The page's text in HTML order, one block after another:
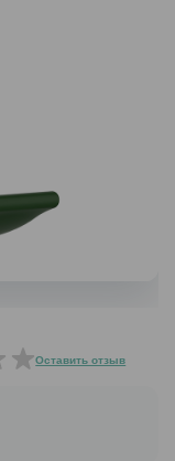
Оставить отзыв